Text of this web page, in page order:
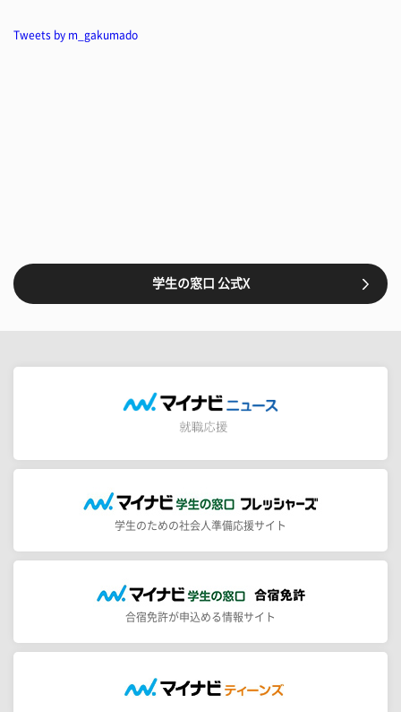
Tweets by m_gakumado
学生の窓口 公式X
学生のための社会人準備応援サイト
合宿免許が申込める情報サイト